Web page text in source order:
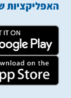
האפליקציות